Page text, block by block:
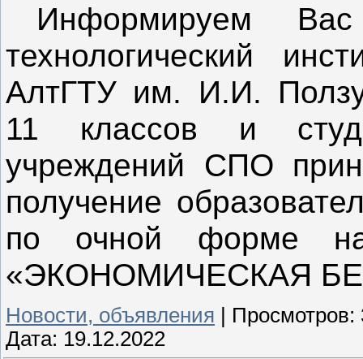
Информируем
технологический
АлтГТУ им. И.И.
11 классов и
учреждений СПО
получение
по очной форме на
«ЭКОНОМИЧЕСКАЯ
Новости, объявления | Просмотров:
Дата: 19.12.2022